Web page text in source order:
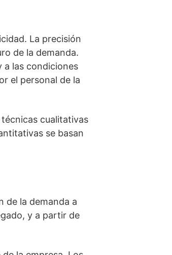
La precisión
de la demanda.
a las condiciones
el personal de la
cualitativas
se basan
de la demanda a
y a partir de